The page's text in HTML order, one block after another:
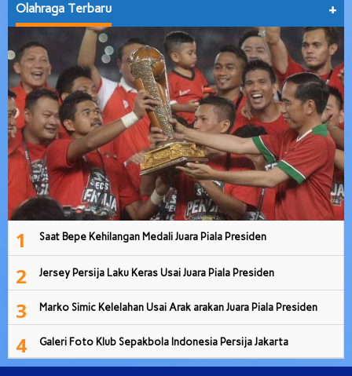
Olahraga Terbaru +
1 Saat Bepe Kehilangan Medali Juara Piala Presiden
2 Jersey Persija Laku Keras Usai Juara Piala Presiden
3 Marko Simic Kelelahan Usai Arak arakan Juara Piala Presiden
4 Galeri Foto Klub Sepakbola Indonesia Persija Jakarta